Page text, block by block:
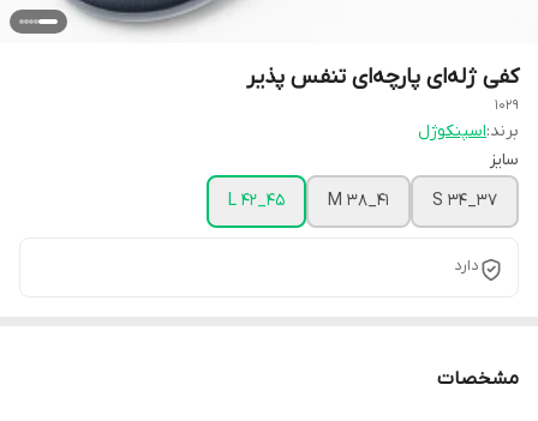
کفی ژله‌ای پارچه‌ای تنفس پذیر
1029
برند:اسپنکوژل
سایز
S 34_37
M 38_41
L 42_45
دارد
مشخصات